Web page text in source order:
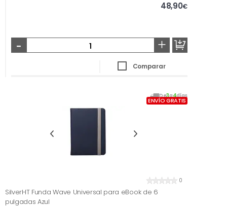
48,90€
- +
Comparar
De3a4días
ENVÍO GRATIS
0
SilverHT Funda Wave Universal para eBook de 6
pulgadas Azul